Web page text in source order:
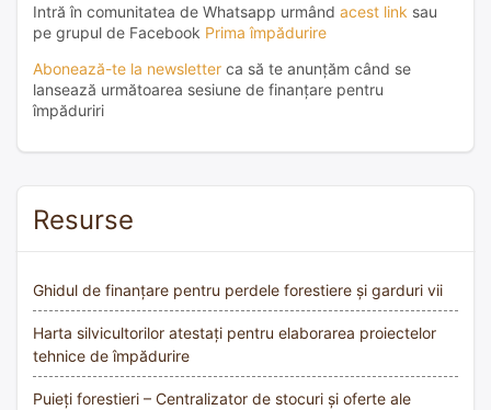
Intră în comunitatea de Whatsapp urmând acest link sau
pe grupul de Facebook Prima împădurire
Abonează-te la newsletter ca să te anunțăm când se
lansează următoarea sesiune de finanțare pentru
împăduriri
Resurse
Ghidul de finanțare pentru perdele forestiere și garduri vii
Harta silvicultorilor atestați pentru elaborarea proiectelor
tehnice de împădurire
Puieți forestieri – Centralizator de stocuri și oferte ale